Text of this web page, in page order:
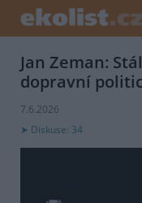
Jan Zeman:
dopravní
7.6.2026
Diskuse: 34